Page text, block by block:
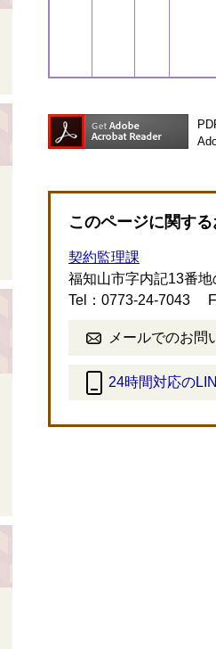
このページに関す
契約監理課
福知山市字内記13番地
Tel：0773-24-7043
メールでのお問
24時間対応の
外